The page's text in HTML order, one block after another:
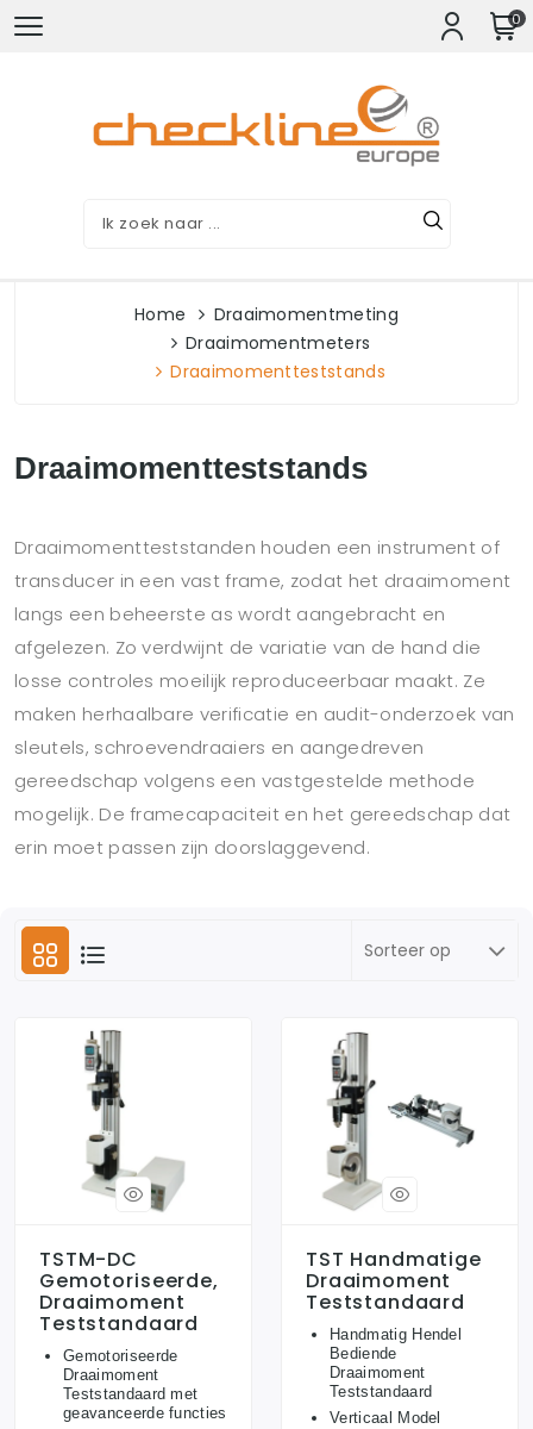
0
Home
Draaimomentmeting
Draaimomentmeters
Draaimomentteststands
Draaimomentteststands
Draaimomentteststanden houden een instrument of
transducer in een vast frame, zodat het draaimoment
langs een beheerste as wordt aangebracht en
afgelezen. Zo verdwijnt de variatie van de hand die
losse controles moeilijk reproduceerbaar maakt. Ze
maken herhaalbare verificatie en audit-onderzoek van
sleutels, schroevendraaiers en aangedreven
gereedschap volgens een vastgestelde methode
mogelijk. De framecapaciteit en het gereedschap dat
erin moet passen zijn doorslaggevend.
TSTM-DC
Gemotoriseerde,
Draaimoment
Teststandaard
Gemotoriseerde
Draaimoment
Teststandaard met
geavanceerde functies
TST Handmatige
Draaimoment
Teststandaard
Handmatig Hendel
Bediende
Draaimoment
Teststandaard
Verticaal Model